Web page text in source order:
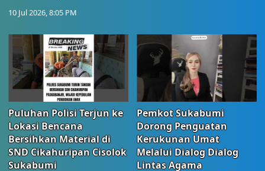
10 Jul 2026, 8:05 PM
Puluhan Polisi Terjun ke
Lokasi Bencana
Bersihkan Material di
SND Cikahuripan Cisolok
Sukabumi
Pemkot Sukabumi
Dorong Penguatan
Kerukunan Umat
Melalui Dialog Dialog
Lintas Agama